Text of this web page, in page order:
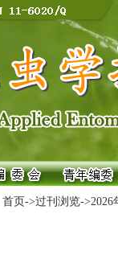
首页->过刊浏览->2026